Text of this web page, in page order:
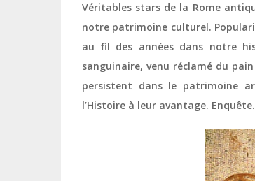
Véritables stars de la Rome
notre patrimoine culturel.
au fil des années dans notre
sanguinaire, venu réclamé du
persistent dans le patrimoine
l’Histoire à leur avantage. Enquête.